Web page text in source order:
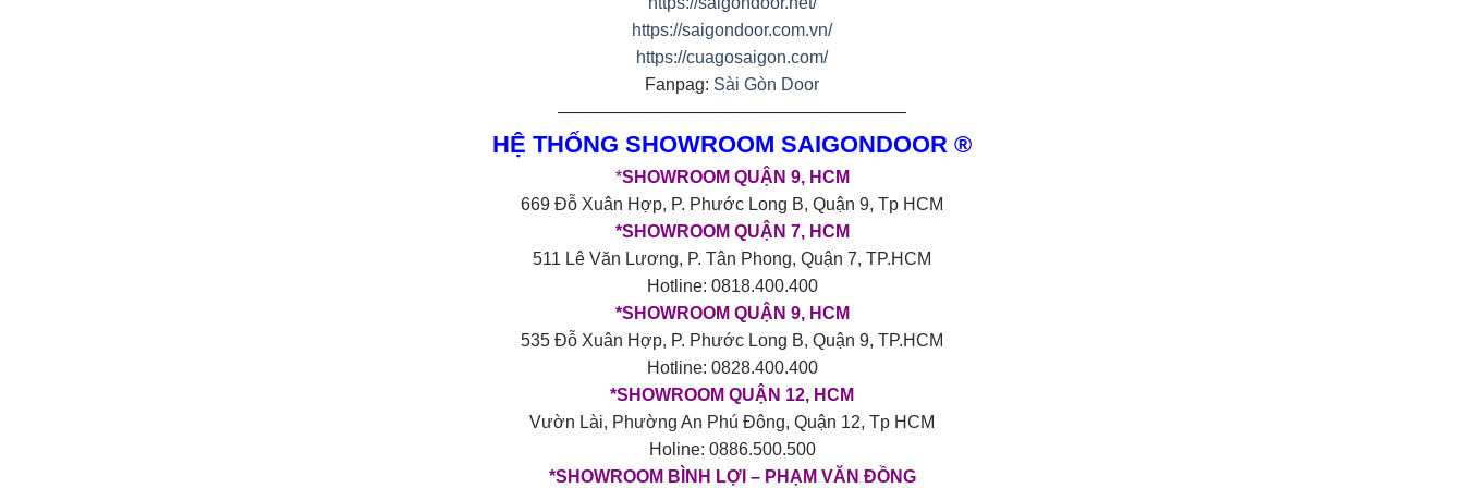
https://saigondoor.com.vn/
https://cuagosaigon.com/
Fanpag: Sài Gòn Door
————————————————————
HỆ THỐNG SHOWROOM SAIGONDOOR ®
*SHOWROOM QUẬN 9, HCM
669 Đỗ Xuân Hợp, P. Phước Long B, Quận 9, Tp HCM
*SHOWROOM QUẬN 7, HCM
511 Lê Văn Lương, P. Tân Phong, Quận 7, TP.HCM
Hotline: 0818.400.400
*SHOWROOM QUẬN 9, HCM
535 Đỗ Xuân Hợp, P. Phước Long B, Quận 9, TP.HCM
Hotline: 0828.400.400
*SHOWROOM QUẬN 12, HCM
Vườn Lài, Phường An Phú Đông, Quận 12, Tp HCM
Holine: 0886.500.500
*SHOWROOM BÌNH LỢI – PHẠM VĂN ĐỒNG